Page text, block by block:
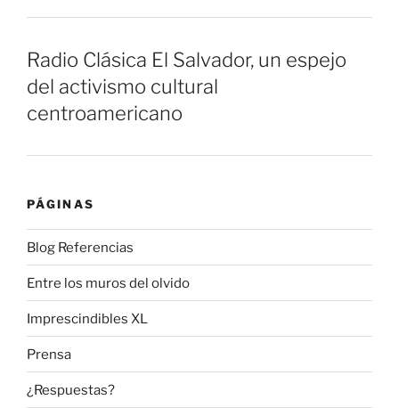
Radio Clásica El Salvador, un espejo
del activismo cultural
centroamericano
PÁGINAS
Blog Referencias
Entre los muros del olvido
Imprescindibles XL
Prensa
¿Respuestas?